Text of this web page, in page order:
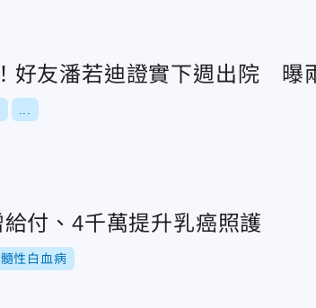
好友潘若迪證實下週出院 曝
付、4千萬提升乳癌照護
性白血病